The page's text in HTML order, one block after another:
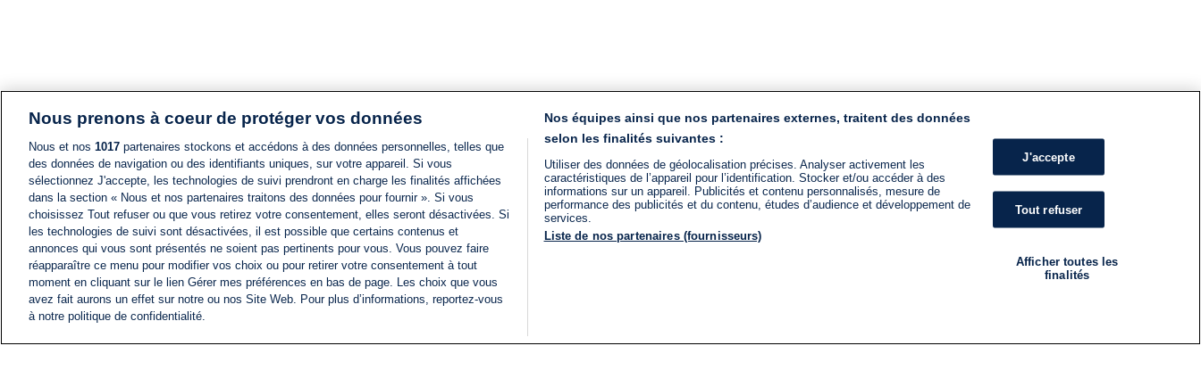
Nous prenons à coeur de protéger vos données
Nous et nos 1017 partenaires stockons et accédons à des données personnelles, telles que
des données de navigation ou des identifiants uniques, sur votre appareil. Si vous
sélectionnez J'accepte, les technologies de suivi prendront en charge les finalités affichées
dans la section « Nous et nos partenaires traitons des données pour fournir ». Si vous
choisissez Tout refuser ou que vous retirez votre consentement, elles seront désactivées. Si
les technologies de suivi sont désactivées, il est possible que certains contenus et
annonces qui vous sont présentés ne soient pas pertinents pour vous. Vous pouvez faire
réapparaître ce menu pour modifier vos choix ou pour retirer votre consentement à tout
moment en cliquant sur le lien Gérer mes préférences en bas de page. Les choix que vous
avez fait aurons un effet sur notre ou nos Site Web. Pour plus d’informations, reportez-vous
à notre politique de confidentialité.
Nos équipes ainsi que nos partenaires externes, traitent des données
selon les finalités suivantes :
Utiliser des données de géolocalisation précises. Analyser activement les
caractéristiques de l’appareil pour l’identification. Stocker et/ou accéder à des
informations sur un appareil. Publicités et contenu personnalisés, mesure de
performance des publicités et du contenu, études d’audience et développement de
services.
Liste de nos partenaires (fournisseurs)
J'accepte
Tout refuser
Afficher toutes les
finalités